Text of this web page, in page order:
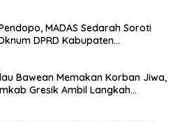
MADAS Sedarah Soroti
DPRD Kabupaten
Bawean Memakan Korban Jiwa,
Gresik Ambil Langkah